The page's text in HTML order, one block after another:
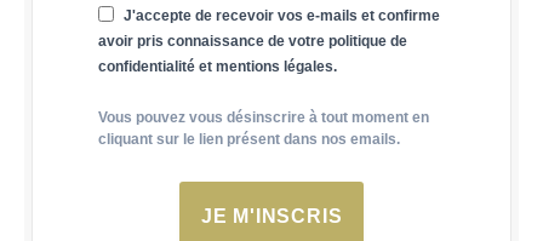
J'accepte de recevoir vos e-mails et confirme
avoir pris connaissance de votre politique de
confidentialité et mentions légales.
Vous pouvez vous désinscrire à tout moment en
cliquant sur le lien présent dans nos emails.
JE M'INSCRIS